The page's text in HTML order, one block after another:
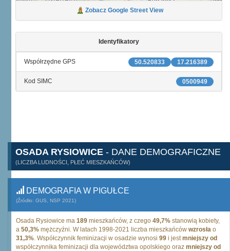
Zobacz Google Street View
Identyfikatory
17.216389
50.520833
Współrzędne GPS
0500949
Kod SIMC
OSADA RYSIOWICE - DANE DEMOGRAFICZNE
(LICZBA LUDNOŚCI, PŁEĆ MIESZKAŃCÓW)
DEMOGRAFIA W PIGUŁCE
(Źródło: GUS, NSP 2021)
Osada Rysiowice ma 189 mieszkańców, z czego 49,7% stanowią kobiety,
a 50,3% mężczyźni. W latach 1998-2021 liczba mieszkańców wzrosła o
31,3%. Współczynnik feminizacji w osadzie wynosi 99 i jestmniejszy od
współczynnika feminizacji dla województwa opolskiego oraz mniejszy od